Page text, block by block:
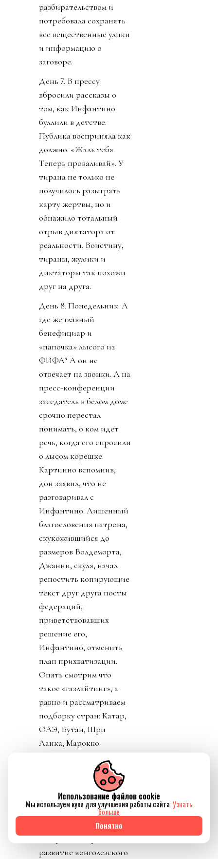
разбирательством и
потребовала сохранять
все вещественные улики
и информацию о
заговоре.
День 7. В прессу
вбросили рассказы о
том, как Инфантино
буллили в детстве.
Публика восприняла как
должно. «Жаль тебя.
Теперь проваливай». У
тирана не только не
получилось разыграть
карту жертвы, но и
обнажило тотальный
отрыв диктатора от
реальности. Воистину,
тираны, жулики и
диктаторы так похожи
друг на друга.
День 8. Понедельник. А
где же главный
бенефициар и
«папочка» лысого из
ФИФА? А он не
отвечает на звонки. А на
пресс-конференции
заседатель в белом доме
срочно перестал
понимать, о ком идет
речь, когда его спросили
о лысом корешке.
Картинно вспомнив,
дон заявил, что не
разговаривал с
Инфантино. Лишенный
благословения патрона,
скукожившийся до
размеров Волдеморта,
Джанни, скуля, начал
репостить копирующие
текст друг друга посты
федераций,
приветствовавших
решение его,
Инфантино, отменить
план прихватизации.
Опять смотрим что
такое «газлайтинг», а
равно и рассматриваем
подборку стран: Катар,
ОАЭ, Бутан, Шри
Ланка, Марокко.
Конго пришла тоже
уточнить, где за
поддержку Инфантино
им выдадут их взятку и
поблагодарить лично
товарища Инфантино за
развитие конголезского
Использование файлов cookie
Мы используем куки для улучшения работы сайта.Узнать
больше
Понятно